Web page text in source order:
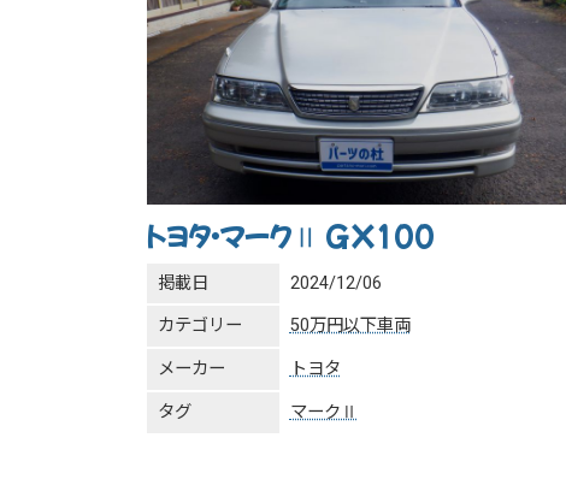
トヨタ・マークⅡ GX100
掲載日 2024/12/06
カテゴリー 50万円以下車両
メーカー トヨタ
タグ マークⅡ